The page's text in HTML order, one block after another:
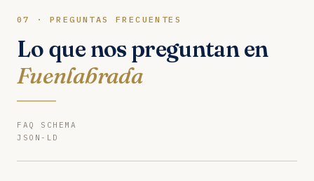
07 · PREGUNTAS FRECUENTES
Lo que nos preguntan en
Fuenlabrada
FAQ SCHEMA
JSON-LD